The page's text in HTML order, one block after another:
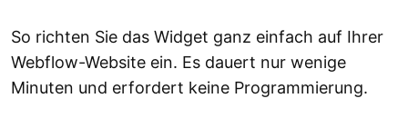
So richten Sie das Widget ganz einfach auf Ihrer
Webflow-Website ein. Es dauert nur wenige
Minuten und erfordert keine Programmierung.